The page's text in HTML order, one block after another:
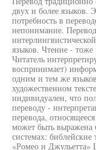
двух и более языков.
потребность в
непонимание.
языков. Чтение -
Читатель
воспринимает)
одним и тем же
художественном
индивидуален, что
переводу -
перевода,
может быть выражена
системах:
«Ромео и